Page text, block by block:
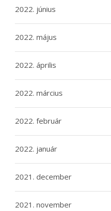
2022. június
2022. május
2022. április
2022. március
2022. február
2022. január
2021. december
2021. november